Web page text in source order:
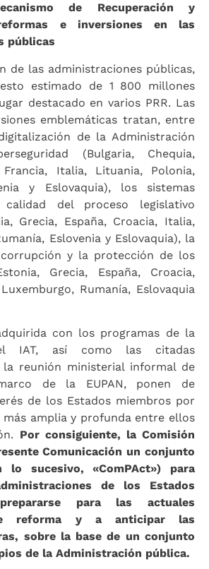
de Recuperación y
e inversiones en las
públicas
de las administraciones públicas,
estimado de 1 800 millones
destacado en varios PRR. Las
emblemáticas tratan, entre
de la Administración
(Bulgaria, Chequia,
Francia, Italia, Lituania, Polonia,
y Eslovaquia), los sistemas
del proceso legislativo
Grecia, España, Croacia, Italia,
Eslovenia y Eslovaquia), la
y la protección de los
Grecia, España, Croacia,
Rumanía, Eslovaquia
con los programas de la
IAT, así como las citadas
la reunión ministerial informal de
de la EUPAN, ponen de
de los Estados miembros por
más amplia y profunda entre ellos
Por consiguiente, la Comisión
Comunicación un conjunto
lo sucesivo, «ComPAct») para
de los Estados
para las actuales
reforma y a anticipar las
sobre la base de un conjunto
de la Administración pública.